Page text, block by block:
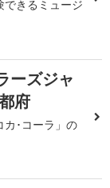
できるミュージ
ーズジャ
府
カ･コーラ」の